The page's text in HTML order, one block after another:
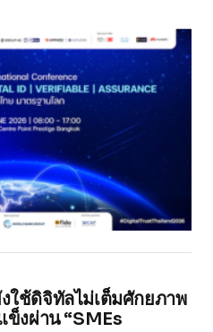
ใช้ดิจิทัลไม่เต็มศักยภาพ
ข็งผ่าน “SMEs